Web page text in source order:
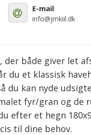
E-mail
info@jmkiil.dk
der både giver let
du et klassisk
du kan nyde
fyr/gran og
efter et hegn
til dine behov.